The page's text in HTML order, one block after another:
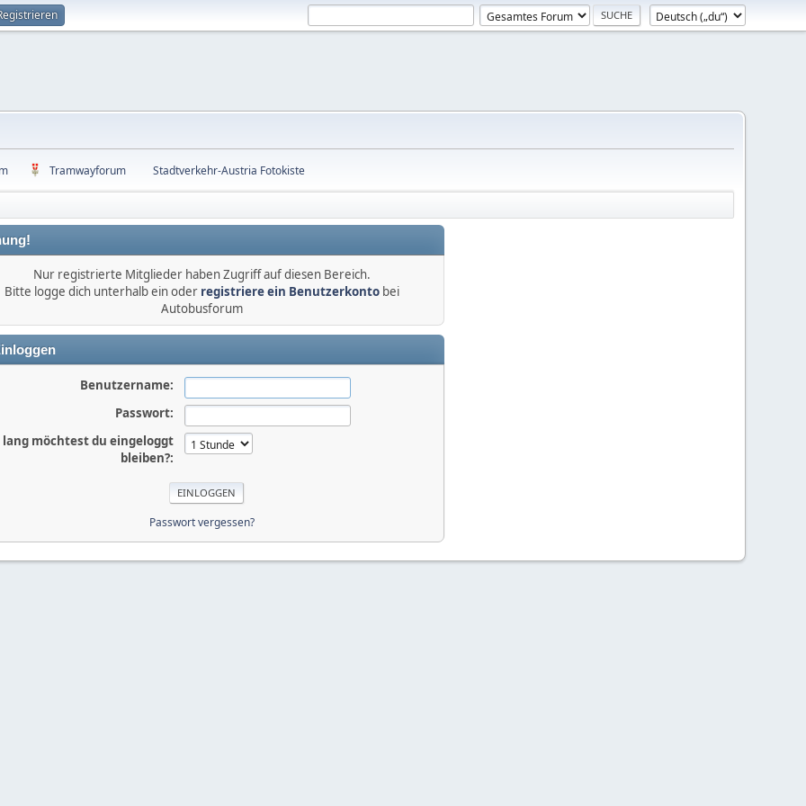
Tramwayforum Stadtverkehr-Austria Fotokiste
Nur registrierte Mitglieder haben Zugriff auf diesen Bereich.
Bitte logge dich unterhalb ein oder registriere ein Benutzerkontobei
Autobusforum
Benutzername:
Passwort:
lang möchtest du eingeloggt
bleiben?:
Passwort vergessen?